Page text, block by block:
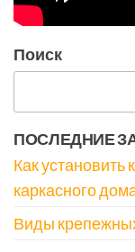
Поиск
ПОСЛЕДНИЕ
Как
каркасного
Виды